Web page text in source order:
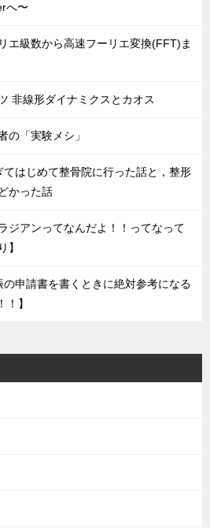
へ〜
エ級数から高速フーリエ変換(FFT)ま
非線形ダイナミクスとカオス
の「実験メシ」
はじめて整骨院に行った話と，整形
かった話
ジアンってなんだよ！！ってなって
】
の申請書を書くときに絶対参考になる
】